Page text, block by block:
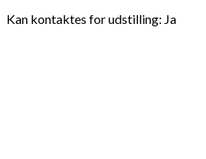
Kan kontaktes for udstilling: Ja